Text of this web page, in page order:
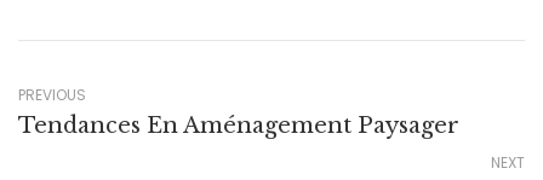
PREVIOUS
Tendances En Aménagement Paysager
NEXT